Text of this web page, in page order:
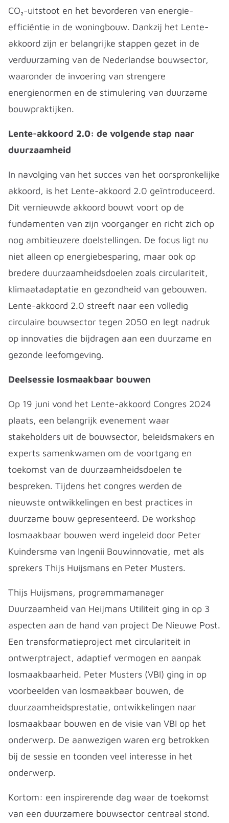
CO₂-uitstoot en het bevorderen van energie-
efficiëntie in de woningbouw. Dankzij het Lente-
akkoord zijn er belangrijke stappen gezet in de
verduurzaming van de Nederlandse bouwsector,
waaronder de invoering van strengere
energienormen en de stimulering van duurzame
bouwpraktijken.
Lente-akkoord 2.0: de volgende stap naar
duurzaamheid
In navolging van het succes van het oorspronkelijke
akkoord, is het Lente-akkoord 2.0 geïntroduceerd.
Dit vernieuwde akkoord bouwt voort op de
fundamenten van zijn voorganger en richt zich op
nog ambitieuzere doelstellingen. De focus ligt nu
niet alleen op energiebesparing, maar ook op
bredere duurzaamheidsdoelen zoals circulariteit,
klimaatadaptatie en gezondheid van gebouwen.
Lente-akkoord 2.0 streeft naar een volledig
circulaire bouwsector tegen 2050 en legt nadruk
op innovaties die bijdragen aan een duurzame en
gezonde leefomgeving.
Deelsessie losmaakbaar bouwen
Op 19 juni vond het Lente-akkoord Congres 2024
plaats, een belangrijk evenement waar
stakeholders uit de bouwsector, beleidsmakers en
experts samenkwamen om de voortgang en
toekomst van de duurzaamheidsdoelen te
bespreken. Tijdens het congres werden de
nieuwste ontwikkelingen en best practices in
duurzame bouw gepresenteerd. De workshop
losmaakbaar bouwen werd ingeleid door Peter
Kuindersma van Ingenii Bouwinnovatie, met als
sprekers Thijs Huijsmans en Peter Musters.
Thijs Huijsmans, programmamanager
Duurzaamheid van Heijmans Utiliteit ging in op 3
aspecten aan de hand van project De Nieuwe Post.
Een transformatieproject met circulariteit in
ontwerptraject, adaptief vermogen en aanpak
losmaakbaarheid. Peter Musters (VBI) ging in op
voorbeelden van losmaakbaar bouwen, de
duurzaamheidsprestatie, ontwikkelingen naar
losmaakbaar bouwen en de visie van VBI op het
onderwerp. De aanwezigen waren erg betrokken
bij de sessie en toonden veel interesse in het
onderwerp.
Kortom: een inspirerende dag waar de toekomst
van een duurzamere bouwsector centraal stond.